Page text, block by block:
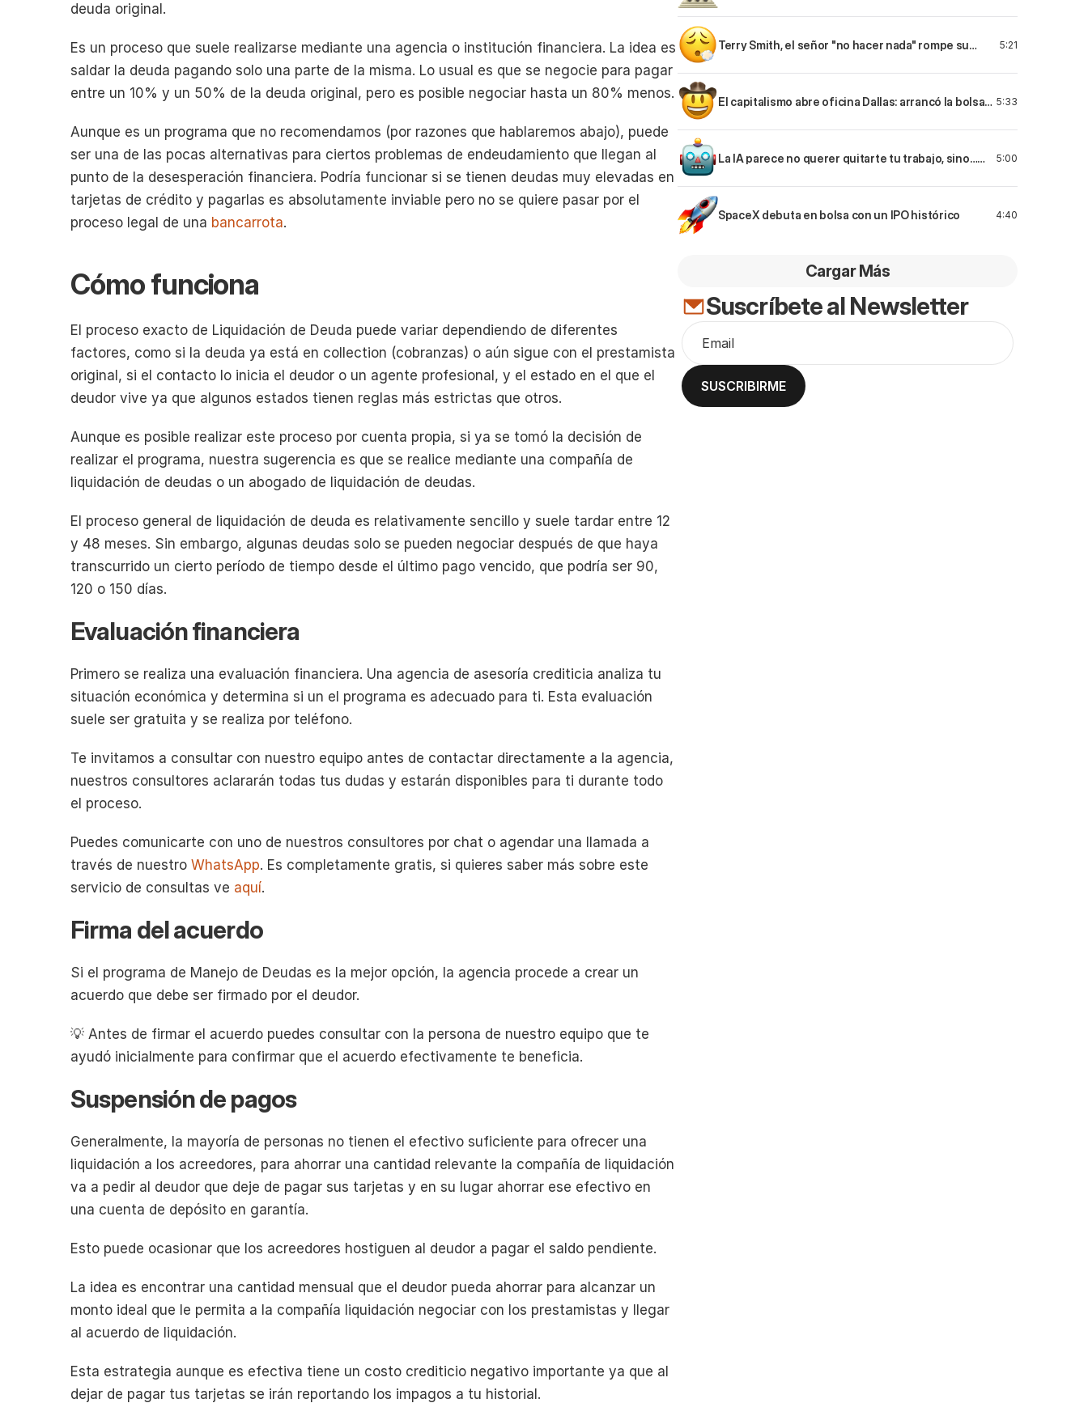
deuda original.
Es un proceso que suele realizarse mediante una agencia o institución financiera. La idea es
saldar la deuda pagando solo una parte de la misma. Lo usual es que se negocie para pagar
entre un 10% y un 50% de la deuda original, pero es posible negociar hasta un 80% menos.
Aunque es un programa que no recomendamos (por razones que hablaremos abajo), puede
ser una de las pocas alternativas para ciertos problemas de endeudamiento que llegan al
punto de la desesperación financiera. Podría funcionar si se tienen deudas muy elevadas en
tarjetas de crédito y pagarlas es absolutamente inviable pero no se quiere pasar por el
proceso legal de una bancarrota.
Cómo funciona
El proceso exacto de Liquidación de Deuda puede variar dependiendo de diferentes
factores, como si la deuda ya está en collection (cobranzas) o aún sigue con el prestamista
original, si el contacto lo inicia el deudor o un agente profesional, y el estado en el que el
deudor vive ya que algunos estados tienen reglas más estrictas que otros.
Aunque es posible realizar este proceso por cuenta propia, si ya se tomó la decisión de
realizar el programa, nuestra sugerencia es que se realice mediante una compañía de
liquidación de deudas o un abogado de liquidación de deudas.
El proceso general de liquidación de deuda es relativamente sencillo y suele tardar entre 12
y 48 meses. Sin embargo, algunas deudas solo se pueden negociar después de que haya
transcurrido un cierto período de tiempo desde el último pago vencido, que podría ser 90,
120 o 150 días.
Evaluación financiera
Primero se realiza una evaluación financiera. Una agencia de asesoría crediticia analiza tu
situación económica y determina si un el programa es adecuado para ti. Esta evaluación
suele ser gratuita y se realiza por teléfono.
Te invitamos a consultar con nuestro equipo antes de contactar directamente a la agencia,
nuestros consultores aclararán todas tus dudas y estarán disponibles para ti durante todo
el proceso.
Puedes comunicarte con uno de nuestros consultores por chat o agendar una llamada a
través de nuestro WhatsApp. Es completamente gratis, si quieres saber más sobre este
servicio de consultas ve aquí.
Firma del acuerdo
Si el programa de Manejo de Deudas es la mejor opción, la agencia procede a crear un
acuerdo que debe ser firmado por el deudor.
💡 Antes de firmar el acuerdo puedes consultar con la persona de nuestro equipo que te
ayudó inicialmente para confirmar que el acuerdo efectivamente te beneficia.
Suspensión de pagos
Generalmente, la mayoría de personas no tienen el efectivo suficiente para ofrecer una
liquidación a los acreedores, para ahorrar una cantidad relevante la compañía de liquidación
va a pedir al deudor que deje de pagar sus tarjetas y en su lugar ahorrar ese efectivo en
una cuenta de depósito en garantía.
Esto puede ocasionar que los acreedores hostiguen al deudor a pagar el saldo pendiente.
La idea es encontrar una cantidad mensual que el deudor pueda ahorrar para alcanzar un
monto ideal que le permita a la compañía liquidación negociar con los prestamistas y llegar
al acuerdo de liquidación.
Esta estrategia aunque es efectiva tiene un costo crediticio negativo importante ya que al
dejar de pagar tus tarjetas se irán reportando los impagos a tu historial.
Terry Smith, el señor "no hacer nada" rompe su
5:21
El capitalismo abre oficina Dallas: arrancó la bolsa
5:33
La IA parece no querer quitarte tu trabajo, sino…
5:00
SpaceX debuta en bolsa con un IPO histórico 4:40
Cargar Más
Suscríbete al Newsletter
SUSCRIBIRME